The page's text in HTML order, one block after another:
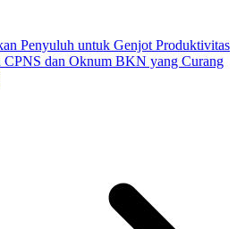
Penyuluh untuk Genjot Produktivitas
dan Oknum BKN yang Curang